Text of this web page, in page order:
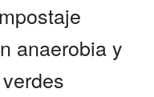
anaerobia y